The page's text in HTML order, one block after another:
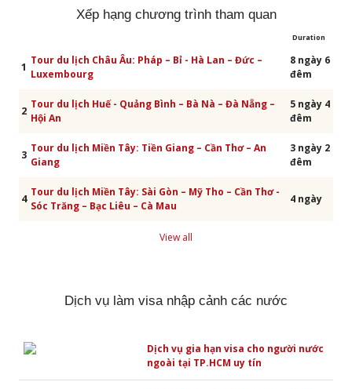
Xếp hạng chương trình tham quan
Duration
1
Tour du lịch Châu Âu: Pháp – Bỉ - Hà Lan – Đức –
Luxembourg
8 ngày 6
đêm
2
Tour du lịch Huế - Quảng Bình – Bà Nà – Đà Nẵng –
Hội An
5 ngày 4
đêm
3
Tour du lịch Miền Tây: Tiền Giang – Cần Thơ – An
Giang
3 ngày 2
đêm
4
Tour du lịch Miền Tây: Sài Gòn – Mỹ Tho – Cần Thơ -
Sóc Trăng – Bạc Liêu – Cà Mau
4 ngày
View all
Dịch vụ làm visa nhập cảnh các nước
Dịch vụ gia hạn visa cho người nước
ngoài tại TP.HCM uy tín